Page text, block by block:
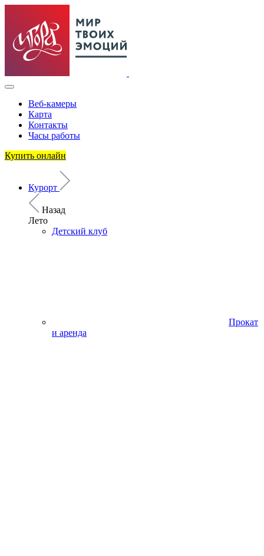
Веб-камеры
Карта
Контакты
Часы работы
Купить онлайн
Курорт
Назад
Лето
Детский клуб
Прокат
и аренда